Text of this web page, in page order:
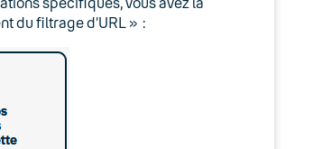
du filtrage d’URL » :